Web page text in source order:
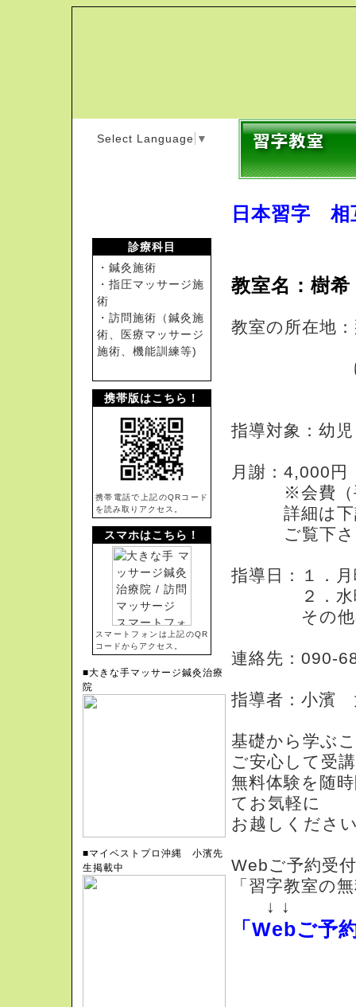
Select Language ▼
診療科目
・鍼灸施術
・指圧マッサージ施
術
・訪問施術（鍼灸施
術、医療マッサージ
施術、機能訓練等)
携帯版はこちら！
携帯電話で上記のQRコード
を読み取りアクセス。
スマホはこちら！
スマートフォンは上記のQR
コードからアクセス。
■大きな手マッサージ鍼灸治療
院
■マイベストプロ沖縄 小濱先
生掲載中
日本習字 相
教室名：樹
教室の所在地
ゆいレー
指導対象：幼
月謝：4,000円
※会費（手
詳細は下記
ご覧下さ
指導日：１．
２．水曜
その他の曜
連絡先：090-
指導者：小濱
基礎から学ぶ
ご安心して受
無料体験を随
てお気軽に
お越しくださ
Webご予約受
「習字教室の
↓ ↓
「Webご予